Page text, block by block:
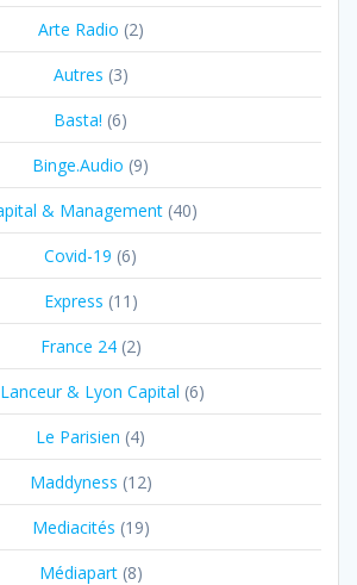
Arte Radio (2)
Autres (3)
Basta! (6)
Binge.Audio (9)
& Management(40)
Covid-19 (6)
Express (11)
France 24(2)
& Lyon Capital (6)
Le Parisien (4)
Maddyness (12)
Mediacités (19)
Médiapart(8)